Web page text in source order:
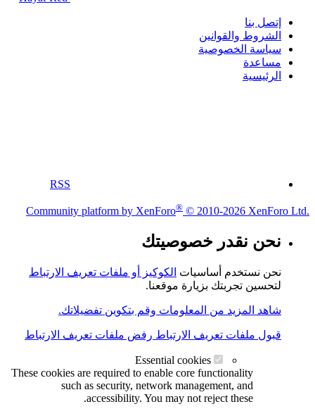
إتصل بنا
الشروط والقوانين
سياسة الخصوصية
مساعدة
الرئيسية
RSS
Community platform by XenForo® © 2010-2026 XenForo Ltd.
نحن نقدر خصوصيتك
نحن نستخدم أساسيات الكوكيز أو ملفات تعريف الارتباط
لتحسين تجربتك بزيارة موقعنا.
شاهد المزيد من المعلومات وقم بتكوين تفضيلاتك.
قبول ملفات تعريف الارتباط رفض ملفات تعريف الارتباط
Essential cookies
These cookies are required to enable core functionality
such as security, network management, and
accessibility. You may not reject these.